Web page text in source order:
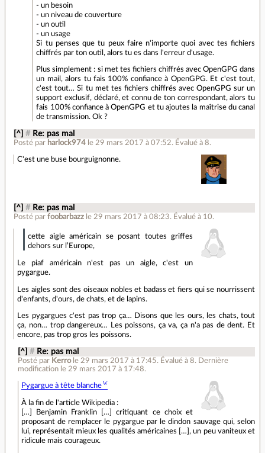
- un besoin
- un niveau de couverture
- un outil
- un usage
Si tu penses que tu peux faire n'importe quoi avec tes fichiers
chiffrés par ton outil, alors tu es dans l'erreur d'usage.
Plus simplement : si met tes fichiers chiffrés avec OpenGPG dans
un mail, alors tu fais 100% confiance à OpenGPG. Et c'est tout,
c'est tout… Si tu met tes fichiers chiffrés avec OpenGPG sur un
support exclusif, déclaré, et connu de ton correspondant, alors tu
fais 100% confiance à OpenGPG et tu ajoutes la maîtrise du canal
de transmission. Ok ?
[^] # Re: pas mal
Posté par harlock974 le 29 mars 2017 à 07:52. Évalué à8.
C'est une buse bourguignonne.
[^] # Re: pas mal
Posté parfoobarbazz le 29 mars 2017 à 08:23. Évalué à 10.
cette aigle américain se posant toutes griffes
dehors sur l’Europe,
Le piaf américain n'est pas un aigle, c'est un
pygargue.
Les aigles sont des oiseaux nobles et badass et fiers qui se nourrissent
d'enfants, d'ours, de chats, et de lapins.
Les pygargues c'est pas trop ça… Disons que les ours, les chats, tout
ça, non… trop dangereux… Les poissons, ça va, ça n'a pas de dent. Et
encore, pas trop gros les poissons.
[^] # Re: pas mal
Posté par Kerro le 29 mars 2017 à 17:45. Évalué à 8. Dernière
modification le 29 mars 2017 à 17:48.
Pygargue à tête blanche
À la fin de l'article Wikipedia :
[…] Benjamin Franklin […] critiquant ce choix et
proposant de remplacer le pygargue par le dindon sauvage qui, selon
lui, représentait mieux les qualités américaines […], un peu vaniteux et
ridicule mais courageux.